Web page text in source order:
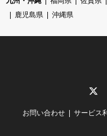
鹿児島県
沖縄県
TikTok
お問い合わせ サービス